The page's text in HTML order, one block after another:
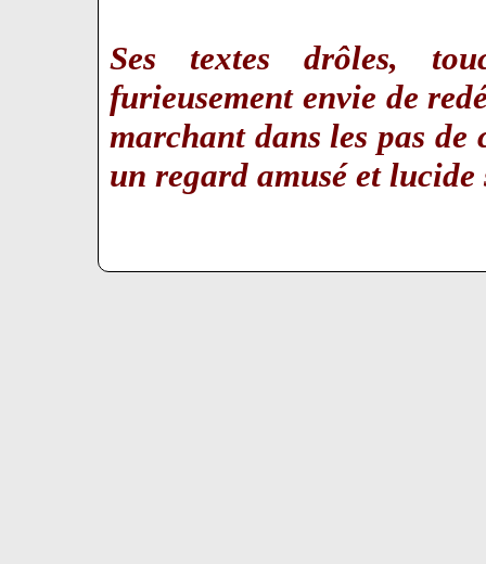
Ses textes drôles,
furieusement envie de
marchant dans les pas
un regard amusé et